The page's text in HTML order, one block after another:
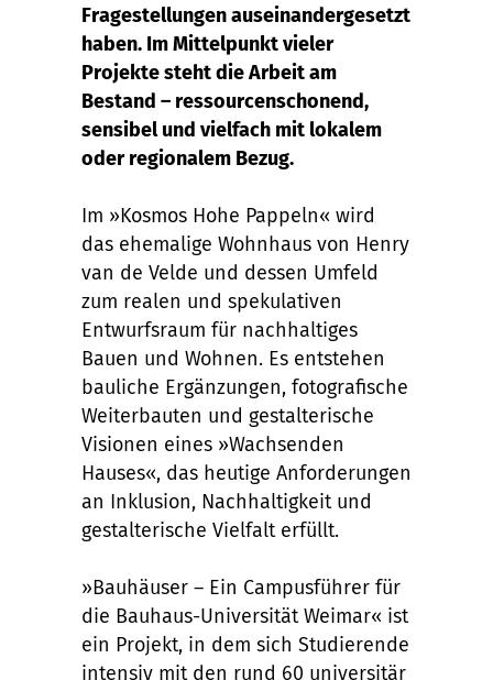
Fragestellungen auseinandergesetzt
haben. Im Mittelpunkt vieler
Projekte steht die Arbeit am
Bestand – ressourcenschonend,
sensibel und vielfach mit lokalem
oder regionalem Bezug.
Im »Kosmos Hohe Pappeln« wird
das ehemalige Wohnhaus von Henry
van de Velde und dessen Umfeld
zum realen und spekulativen
Entwurfsraum für nachhaltiges
Bauen und Wohnen. Es entstehen
bauliche Ergänzungen, fotografische
Weiterbauten und gestalterische
Visionen eines »Wachsenden
Hauses«, das heutige Anforderungen
an Inklusion, Nachhaltigkeit und
gestalterische Vielfalt erfüllt.
»Bauhäuser – Ein Campusführer für
die Bauhaus-Universität Weimar« ist
ein Projekt, in dem sich Studierende
intensiv mit den rund 60 universitär